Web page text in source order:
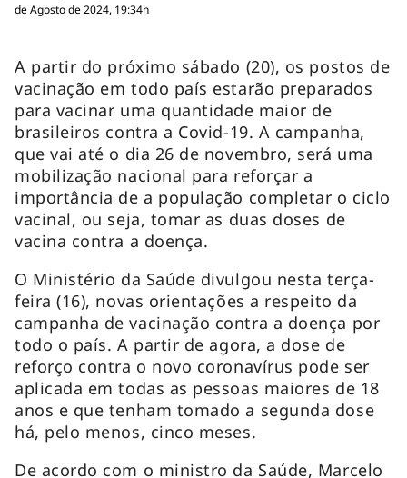
de Agosto de 2024, 19:34h
A partir do próximo sábado (20), os postos de
vacinação em todo país estarão preparados
para vacinar uma quantidade maior de
brasileiros contra a Covid-19. A campanha,
que vai até o dia 26 de novembro, será uma
mobilização nacional para reforçar a
importância de a população completar o ciclo
vacinal, ou seja, tomar as duas doses de
vacina contra a doença.
O Ministério da Saúde divulgou nesta terça-
feira (16), novas orientações a respeito da
campanha de vacinação contra a doença por
todo o país. A partir de agora, a dose de
reforço contra o novo coronavírus pode ser
aplicada em todas as pessoas maiores de 18
anos e que tenham tomado a segunda dose
há, pelo menos, cinco meses.
De acordo com o ministro da Saúde, Marcelo